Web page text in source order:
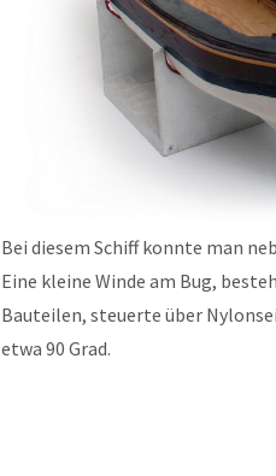
Bei diesem Schiff konnte man
Eine kleine Winde am Bug,
Bauteilen, steuerte über
etwa 90 Grad.